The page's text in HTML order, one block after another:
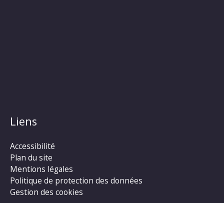
Liens
Accessibilité
Plan du site
Mentions légales
Politique de protection des données
Gestion des cookies